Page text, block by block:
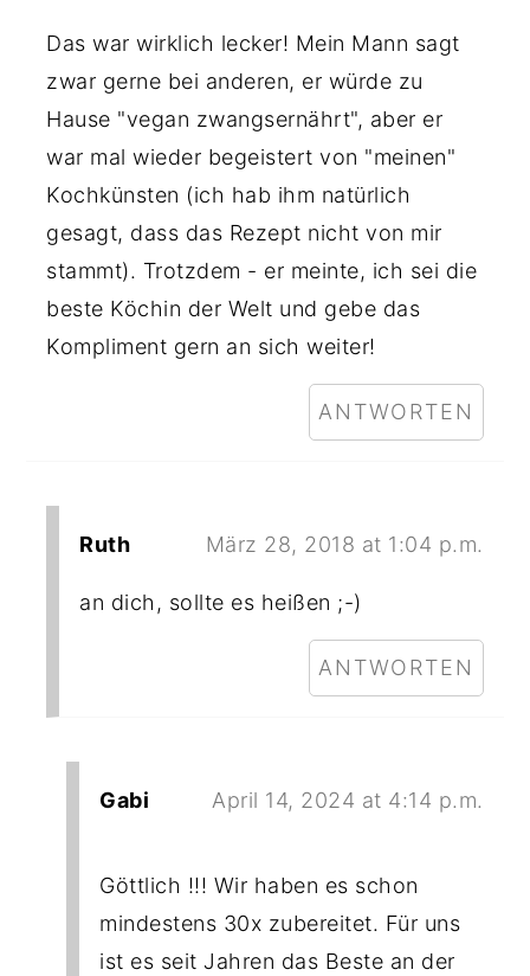
Das war wirklich lecker! Mein Mann sagt
zwar gerne bei anderen, er würde zu
Hause "vegan zwangsernährt", aber er
war mal wieder begeistert von "meinen"
Kochkünsten (ich hab ihm natürlich
gesagt, dass das Rezept nicht von mir
stammt). Trotzdem - er meinte, ich sei die
beste Köchin der Welt und gebe das
Kompliment gern an sich weiter!
ANTWORTEN
Ruth März 28, 2018 at 1:04 p.m.
an dich, sollte es heißen ;-)
ANTWORTEN
Gabi April 14, 2024 at 4:14 p.m.
Göttlich !!! Wir haben es schon
mindestens 30x zubereitet. Für uns
ist es seit Jahren das Beste an der